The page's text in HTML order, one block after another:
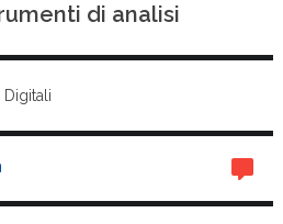
di analisi
Digitali